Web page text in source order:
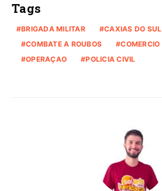
Tags
BRIGADA MILITAR
CAXIAS DO SUL
COMBATE A ROUBOS
COMERCIO
OPERAÇAO
POLICIA CIVIL